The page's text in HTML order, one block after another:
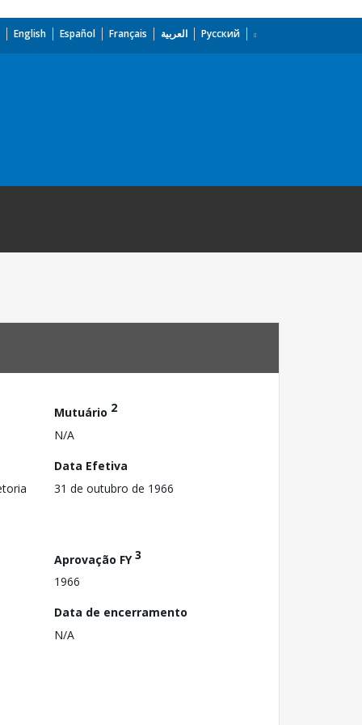
English Español Français العربية Русский
Mutuário 2
N/A
Data Efetiva
31 de outubro de 1966
Aprovação FY3
1966
Data de encerramento
N/A